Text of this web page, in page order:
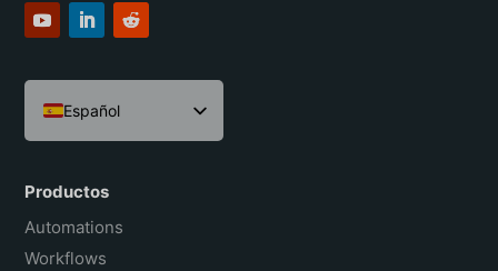
Español
English
Português do Brasil
Français
Productos
Automations
Workflows